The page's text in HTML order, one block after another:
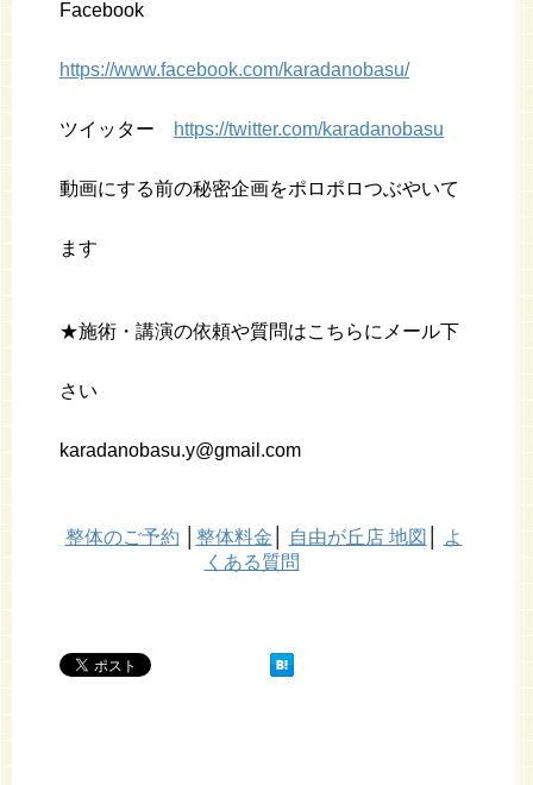
Facebook
https://www.facebook.com/karadanobasu/
ツイッター https://twitter.com/karadanobasu
動画にする前の秘密企画をポロポロつぶやいて
ます
★施術・講演の依頼や質問はこちらにメール下
さい
karadanobasu.y@gmail.com
整体のご予約 整体料金 自由が丘店 地図
よ
くある質問